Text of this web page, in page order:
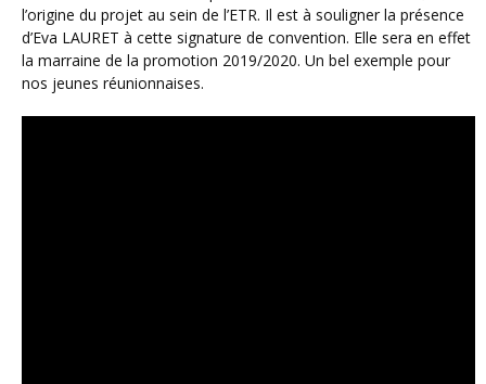
l’origine du projet au sein de l’ETR. Il est à souligner la présence
d’Eva LAURET à cette signature de convention. Elle sera en effet
la marraine de la promotion 2019/2020. Un bel exemple pour
nos jeunes réunionnaises.